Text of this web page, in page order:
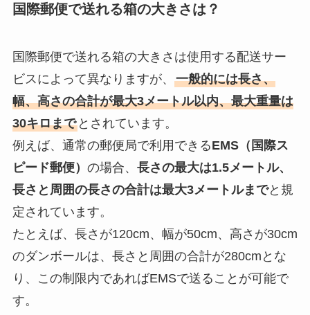
国際郵便で送れる箱の大きさは？
国際郵便で送れる箱の大きさは使用する配送サー
ビスによって異なりますが、 一般的には長さ、
幅、高さの合計が最大3メートル以内、最大重量は
30キロまでとされています。
例えば、通常の郵便局で利用できるEMS（国際ス
ピード郵便） の場合、 長さの最大は1.5メートル、
長さと周囲の長さの合計は最大3メートルまでと規
定されています。
たとえば、長さが120cm、幅が50cm、高さが30cm
のダンボールは、長さと周囲の合計が280cmとな
り、この制限内であればEMSで送ることが可能で
す。